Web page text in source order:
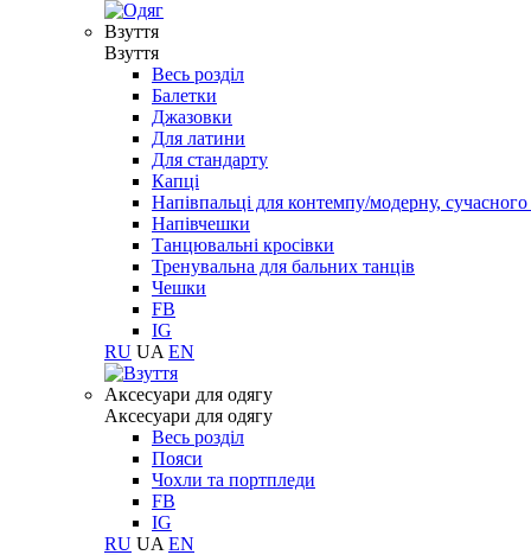
Взуття
Взуття
Весь розділ
Балетки
Джазовки
Для латини
Для стандарту
Капці
Напівпальці для контемпу/модерну,
Напівчешки
Танцювальні кросівки
Тренувальна для бальних танців
Чешки
FB
IG
RU UA EN
Aксесуари для одягу
Aксесуари для одягу
Весь розділ
Пояси
Чохли та портпледи
FB
IG
RU UA EN